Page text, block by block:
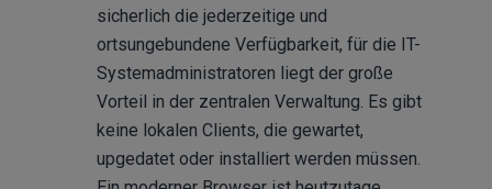
sicherlich die jederzeitige und
ortsungebundene Verfügbarkeit, für die IT-
Systemadministratoren liegt der große
Vorteil in der zentralen Verwaltung. Es gibt
keine lokalen Clients, die gewartet,
upgedatet oder installiert werden müssen.